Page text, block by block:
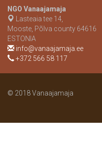
NGO Vanaajamaja
Lasteaia tee 14,
Mooste, Põlva county 64616
ESTONIA
info@vanaajamaja.ee
+372 566 58 117
© 2018 Vanaajamaja